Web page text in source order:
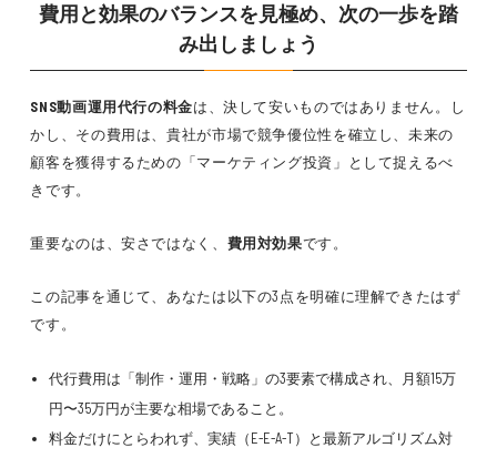
費用と効果のバランスを見極め、次の一歩を踏
み出しましょう
SNS動画運用代行の料金は、決して安いものではありません。し
かし、その費用は、貴社が市場で競争優位性を確立し、未来の
顧客を獲得するための「マーケティング投資」として捉えるべ
きです。
重要なのは、安さではなく、 費用対効果です。
この記事を通じて、あなたは以下の3点を明確に理解できたはず
です。
代行費用は「制作・運用・戦略」の3要素で構成され、月額15万
円〜35万円が主要な相場であること。
料金だけにとらわれず、実績（E-E-A-T）と最新アルゴリズム対